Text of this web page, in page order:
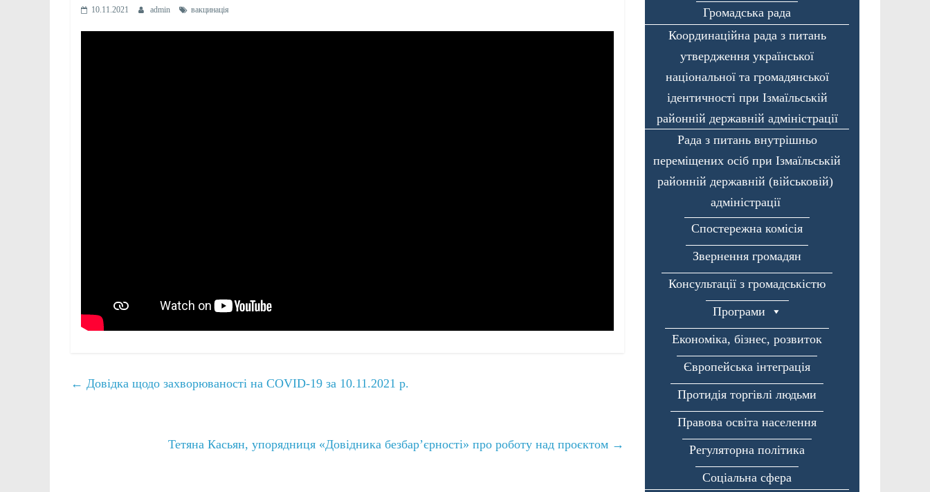
10.11.2021 admin вакцинація
← Довідка щодо захворюваності на COVID-19 за 10.11.2021 р.
Тетяна Касьян, упорядниця «Довідника безбар’єрності» про роботу над проєктом →
Громадська рада
Координаційна рада з питань
утвердження української
національної та громадянської
ідентичності при Ізмаїльській
районній державній адміністрації
Рада з питань внутрішньо
переміщених осіб при Ізмаїльській
районній державній (військовій)
адміністрації
Спостережна комісія
Звернення громадян
Консультації з громадськістю
Програми
Економіка, бізнес, розвиток
Європейська інтеграція
Протидія торгівлі людьми
Правова освіта населення
Регуляторна політика
Соціальна сфера